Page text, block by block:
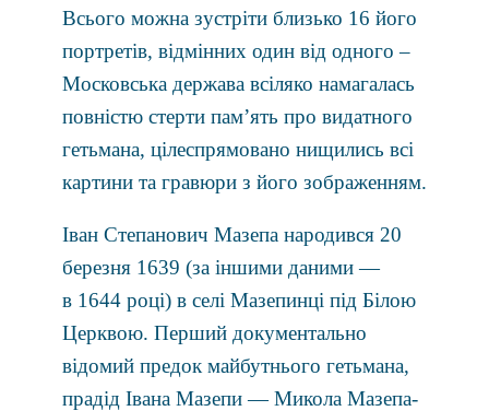
Всього можна зустріти близько 16 його
портретів, відмінних один від одного –
Московська держава всіляко намагалась
повністю стерти пам’ять про видатного
гетьмана, цілеспрямовано нищились всі
картини та гравюри з його зображенням.
Іван Степанович Мазепа народився 20
березня1639 (за іншими даними —
в 1644 році) в селі Мазепинці під Білою
Церквою. Перший документально
відомий предок майбутнього гетьмана,
прадід Івана Мазепи — Микола Мазепа-